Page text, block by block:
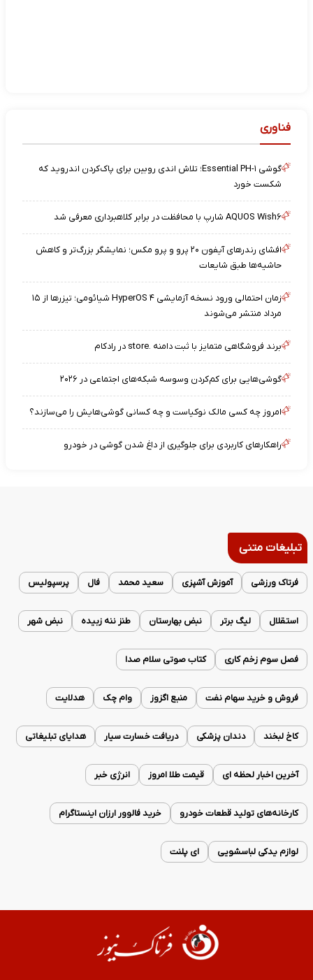
فناوری
گوشی Essential PH-۱؛ تلاش اندی روبین برای پاک‌کردن اندروید که
شکست خورد
AQUOS Wish۶ شارپ با محافظت در برابر کلاهبرداری معرفی شد
افشای رندرهای آیفون ۲۰ پرو و پرو مکس؛ نمایشگر بزرگ‌تر و کاهش
حاشیه‌ها طبق شایعات
زمان احتمالی ورود نسخه آزمایشی HyperOS ۴ شیائومی؛ تیزرها از ۱۵
مرداد منتشر می‌شوند
برند فروشگاهی متمایز با ثبت دامنه .store در رادکام
گوشی‌هایی برای کم‌کردن وسوسه شبکه‌های اجتماعی در ۲۰۲۶
امروز چه کسی مالک نوکیاست و چه کسانی گوشی‌هایش را می‌سازند؟
راهکارهای کاربردی برای جلوگیری از داغ شدن گوشی در خودرو
تبلیغات متنی
فرتاک ورزشی آموزش آشپزی سعید محمد فال پرسپولیس
استقلال لیگ برتر نبض بهارستان طنز ننه زبیده نبض شهر
فصل سوم زخم کاری کتاب صوتی سلام صدا
فروش و خرید سهام نفت منبع اگزوز وام چک هدلایت
کاخ لبخند دندان پزشکی دریافت خسارت سیار هدایای تبلیغاتی
آخرین اخبار لحظه ای قیمت طلا امروز انرژی خبر
کارخانه‌های تولید قطعات خودرو خرید فالوور ارزان اینستاگرام
لوازم یدکی لباسشویی ای پلنت